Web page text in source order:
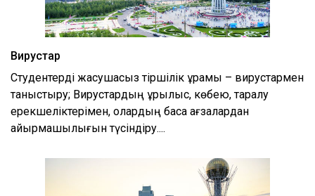
Вирустар
Студентерді жасушасыз тіршілік құрамы – вирустармен
таныстыру; Вирустардың құрылыс, көбею, таралу
ерекшеліктерімен, олардың басқа ағзалардан
айырмашылығын түсіндіру....